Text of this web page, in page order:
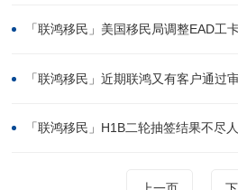
「联鸿移民」美国移民局调整EAD工卡延期政策，最长
「联鸿移民」近期联鸿又有客户通过审核拿
「联鸿移民」H1B二轮抽签结果不尽人意？EB5投资